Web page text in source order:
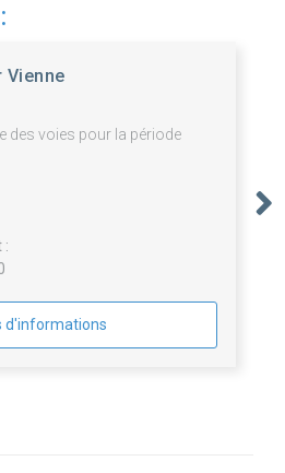
Vienne
des voies pour la période
:
d'informations